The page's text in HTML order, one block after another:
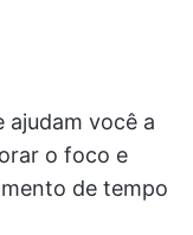
ajudam você a
o foco e
de tempo